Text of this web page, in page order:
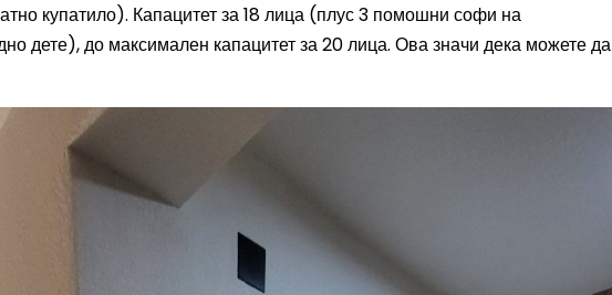
купатило). Капацитет за 18 лица (плус 3 помошни софи на
дете), до максимален капацитет за 20 лица. Ова значи дека можете да